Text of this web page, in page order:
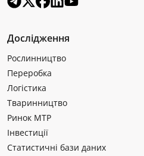
Дослідження
Рослинництво
Переробка
Логістика
Тваринництво
Ринок МТР
Інвестиції
Статистичні бази даних